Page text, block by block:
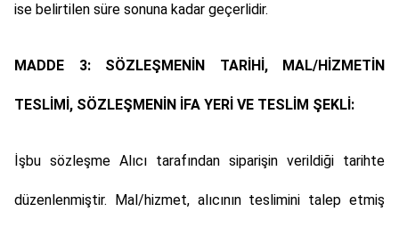
ise belirtilen süre sonuna kadar geçerlidir.
MADDE 3: SÖZLEŞMENİN TARİHİ, MAL/HİZMETİN
TESLİMİ, SÖZLEŞMENİN İFA YERİ VE TESLİM ŞEKLİ:
İşbu sözleşme Alıcı tarafından siparişin verildiği tarihte
düzenlenmiştir. Mal/hizmet, alıcının teslimini talep etmiş